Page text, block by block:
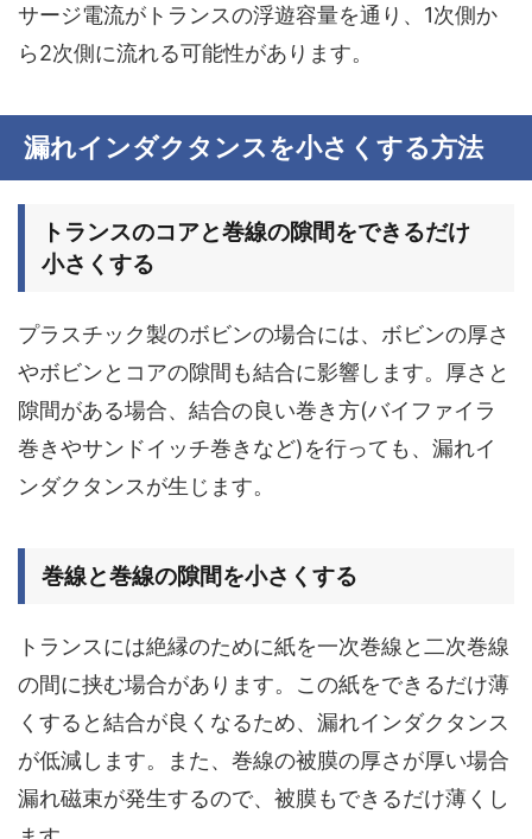
サージ電流がトランスの浮遊容量を通り、1次側か
ら2次側に流れる可能性があります。
漏れインダクタンスを小さくする方法
トランスのコアと巻線の隙間をできるだけ
小さくする
プラスチック製のボビンの場合には、ボビンの厚さ
やボビンとコアの隙間も結合に影響します。厚さと
隙間がある場合、結合の良い巻き方(バイファイラ
巻きやサンドイッチ巻きなど)を行っても、漏れイ
ンダクタンスが生じます。
巻線と巻線の隙間を小さくする
トランスには絶縁のために紙を一次巻線と二次巻線
の間に挟む場合があります。この紙をできるだけ薄
くすると結合が良くなるため、漏れインダクタンス
が低減します。また、巻線の被膜の厚さが厚い場合
漏れ磁束が発生するので、被膜もできるだけ薄くし